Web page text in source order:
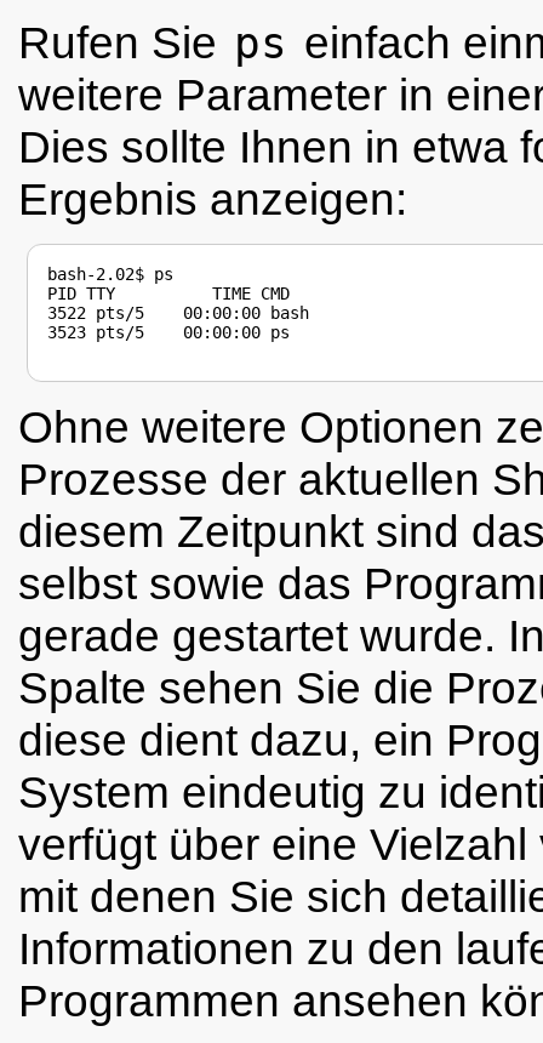
Rufen Sie ps einfach
weitere Parameter in
Dies sollte Ihnen in etwa
Ergebnis anzeigen:
bash-2.02$ ps
PID TTY          TIME CMD
3522 pts/5    00:00:00 bash
3523 pts/5    00:00:00 ps
Ohne weitere Optionen
Prozesse der aktuellen
diesem Zeitpunkt sind
selbst sowie das
gerade gestartet wurde.
Spalte sehen Sie die
diese dient dazu, ein
System eindeutig zu
verfügt über eine
mit denen Sie sich
Informationen zu den
Programmen ansehen